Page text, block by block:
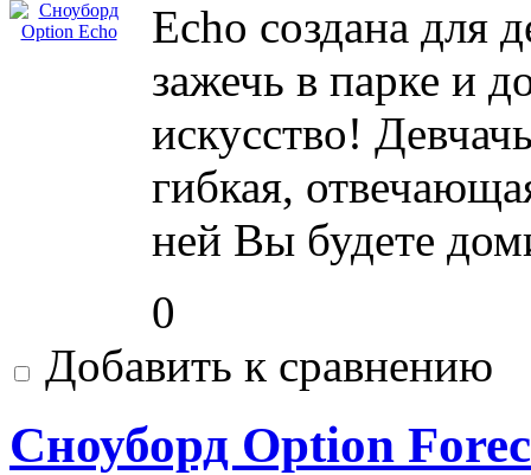
Echo создана для
зажечь в парке и
искусство!
гибкая,
ней Вы будете
0
Добавить к сравнению
Сноуборд Option